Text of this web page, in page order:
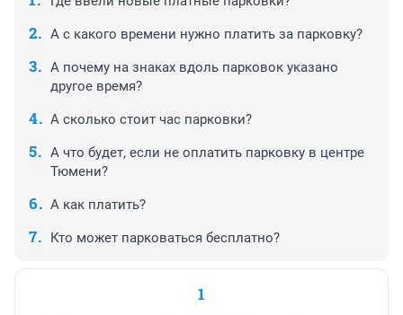
А с какого времени нужно платить за парковку?
А почему на знаках вдоль парковок указано
другое время?
А сколько стоит час парковки?
А что будет, если не оплатить парковку в центре
Тюмени?
А как платить?
Кто может парковаться бесплатно?
1